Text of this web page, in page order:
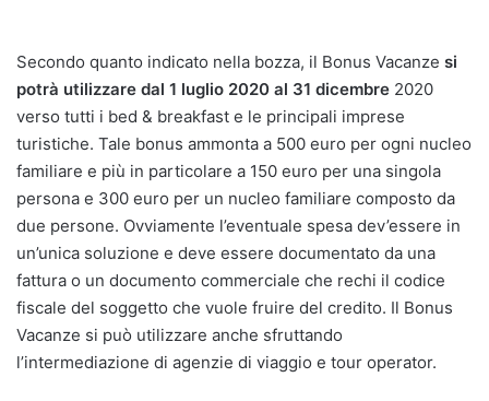
Secondo quanto indicato nella bozza, il Bonus Vacanze si
potrà utilizzare dal 1 luglio 2020 al 31 dicembre 2020
verso tutti i bed & breakfast e le principali imprese
turistiche. Tale bonus ammonta a 500 euro per ogni nucleo
familiare e più in particolare a 150 euro per una singola
persona e 300 euro per un nucleo familiare composto da
due persone. Ovviamente l’eventuale spesa dev’essere in
un’unica soluzione e deve essere documentato da una
fattura o un documento commerciale che rechi il codice
fiscale del soggetto che vuole fruire del credito. Il Bonus
Vacanze si può utilizzare anche sfruttando
l’intermediazione di agenzie di viaggio e tour operator.